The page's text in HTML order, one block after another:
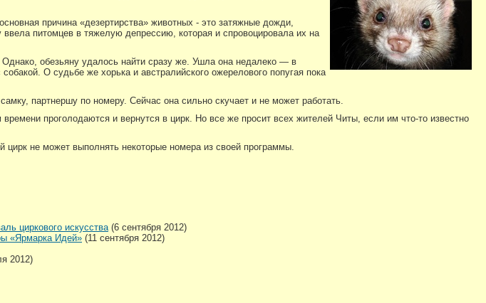
причина «дезертирства» животных - это затяжные дожди,
питомцев в тяжелую депрессию, которая и спровоцировала их на
обезьяну удалось найти сразу же. Ушла она недалеко — в
О судьбе же хорька и австралийского ожерелового попугая пока
партнершу по номеру. Сейчас она сильно скучает и не может работать.
проголодаются и вернутся в цирк. Но все же просит всех жителей Читы, если им что-то известно
цирк не может выполнять некоторые номера из своей программы.
циркового искусства(6 сентября 2012)
«Ярмарка Идей» (11 сентября 2012)
2012)